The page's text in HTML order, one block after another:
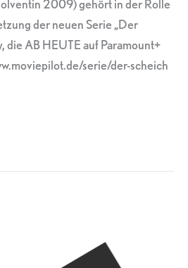
2009) gehört in der Rolle
der neuen Serie „Der
die AB HEUTE auf Paramount+
serie/der-scheich